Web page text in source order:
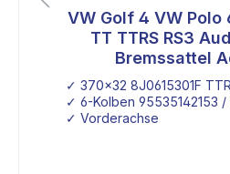
VW Golf 4 VW Polo
TT TTRS RS3
Bremssattel
✓ 370x32 8J0615301F
✓ 6-Kolben 95535142153 /
✓ Vorderachse